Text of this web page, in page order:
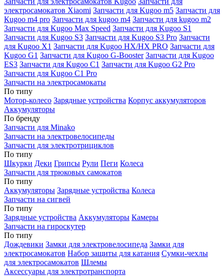
электросамокатов Xiaomi Запчасти для Kugoo m5 Запчасти для
Кugoo m4 pro Запчасти для kugoo m4 Запчасти для kugoo m2
Запчасти для Kugoo Max Speed Запчасти для Kugoo S1
Запчасти для Kugoo S3 Запчасти для Kugoo S3 Pro Запчасти
для Kugoo X1 Запчасти для Kugoo HX/HX PRO Запчасти для
Kugoo G1 Запчасти для Kugoo G-Booster Запчасти для Kugoo
ES3 Запчасти для Kugoo C1 Запчасти для Kugoo G2 Pro
Запчасти для Kugoo C1 Pro
Запчасти на электросамокаты
По типу
Мотор-колесо Зарядные устройства Корпус аккумуляторов
Аккумуляторы
По бренду
Запчасти для Minako
Запчасти на электровелосипеды
Запчасти для электротрициклов
По типу
Шкурки Деки Грипсы Рули Пеги Колеса
Запчасти для трюковых самокатов
По типу
Аккумуляторы Зарядные устройства Колеса
Запчасти на сигвей
По типу
Зарядные устройства Аккумуляторы Камеры
Запчасти на гироскутер
По типу
Дождевики Замки для электровелосипеда Замки для
электросамокатов Набор защиты для катания Сумки-чехлы
для электросамокатов Шлемы
Аксессуары для электротранспорта